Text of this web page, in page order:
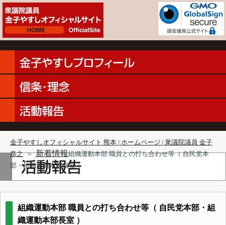
金子やすしオフィシャルサイト 熊本 | ホームページ | 衆議院議員 金子
恭之 ＞ 新着情報組織運動本部 職員との打ち合わせ等（ 自民党本
部・組織運動本部長室 ）
組織運動本部 職員との打ち合わせ等（ 自民党本部・組
織運動本部長室 ）